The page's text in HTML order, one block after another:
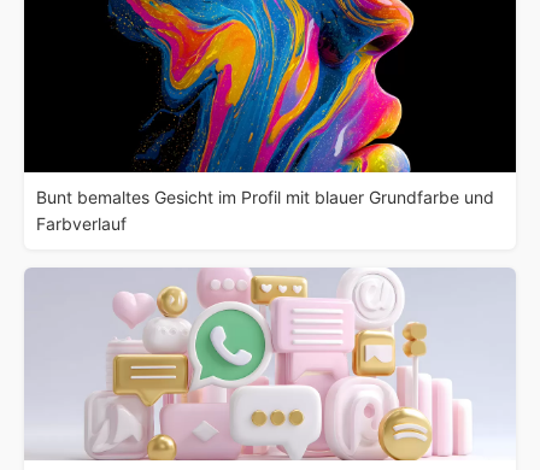
Bunt bemaltes Gesicht im Profil mit blauer Grundfarbe und
Farbverlauf